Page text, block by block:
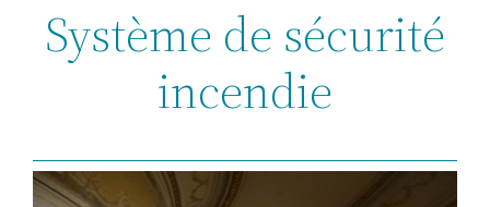
Système de sécurité
incendie